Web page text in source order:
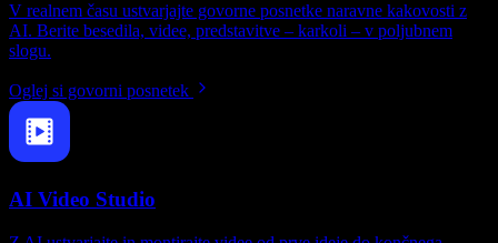
V realnem času ustvarjajte govorne posnetke naravne kakovosti z
AI. Berite besedila, videe, predstavitve – karkoli – v poljubnem
slogu.
Oglej si govorni posnetek
AI Video Studio